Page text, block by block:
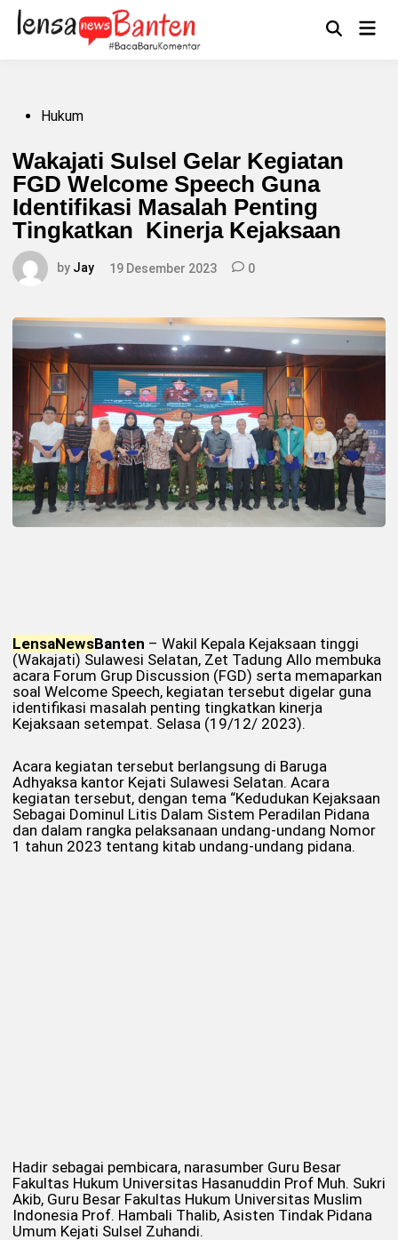
Skip
content
OpenMain
PostedHukum
Wakajati Sulsel Gelar Kegiatan
FGD Welcome Speech Guna
Identifikasi Masalah Penting
Tingkatkan Kinerja Kejaksaan
by Jay 19 Desember 2023 0
LensaNewsBanten – Wakil Kepala Kejaksaan tinggi
(Wakajati) Sulawesi Selatan, Zet Tadung Allo membuka
acara Forum Grup Discussion (FGD) serta memaparkan
soal Welcome Speech, kegiatan tersebut digelar guna
identifikasi masalah penting tingkatkan kinerja
Kejaksaan setempat. Selasa (19/12/ 2023).
Acara kegiatan tersebut berlangsung di Baruga
Adhyaksa kantor Kejati Sulawesi Selatan. Acara
kegiatan tersebut, dengan tema “Kedudukan Kejaksaan
Sebagai Dominul Litis Dalam Sistem Peradilan Pidana
dan dalam rangka pelaksanaan undang-undang Nomor
1 tahun 2023 tentang kitab undang-undang pidana.
Hadir sebagai pembicara, narasumber Guru Besar
Fakultas Hukum Universitas Hasanuddin Prof Muh. Sukri
Akib, Guru Besar Fakultas Hukum Universitas Muslim
Indonesia Prof. Hambali Thalib, Asisten Tindak Pidana
Umum Kejati Sulsel Zuhandi.